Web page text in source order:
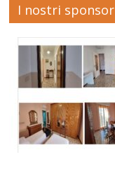
I nostri sponsor